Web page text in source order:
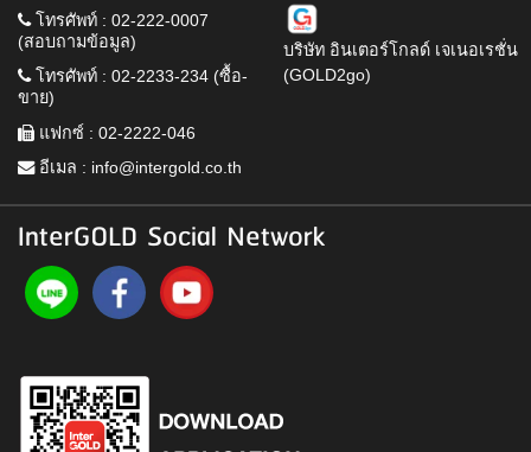
โทรศัพท์ : 02-222-0007
(สอบถามข้อมูล)
โทรศัพท์ : 02-2233-234 (ซื้อ-
ขาย)
แฟกซ์ : 02-2222-046
อีเมล : info@intergold.co.th
บริษัท อินเตอร์โกลด์ เจเนอเรชั่น
(GOLD2go)
InterGOLD Social Network